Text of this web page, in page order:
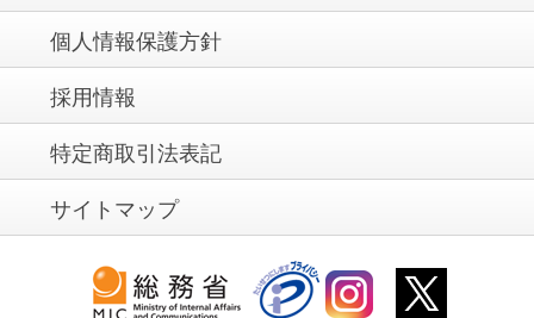
個人情報保護方針
採用情報
特定商取引法表記
サイトマップ